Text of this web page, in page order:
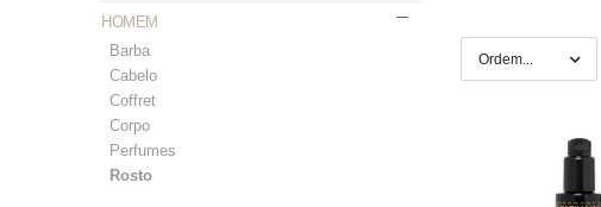
HOMEM
Barba
Cabelo
Coffret
Corpo
Perfumes
Rosto